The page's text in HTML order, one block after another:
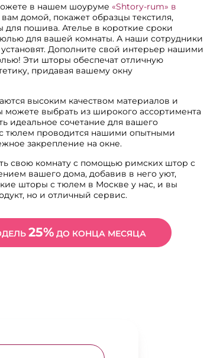
в нашем шоуруме «Shtory-rum» в
домой, покажет образцы текстиля,
для пошива. Ателье в короткие сроки
для вашей комнаты. А наши сотрудники
Дополните свой интерьер нашими
Эти шторы обеспечат отличную
придавая вашему окну
высоким качеством материалов и
можете выбрать из широкого ассортимента
идеальное сочетание для вашего
тюлем проводится нашими опытными
закрепление на окне.
свою комнату с помощью римских штор с
вашего дома, добавив в него уют,
шторы с тюлем в Москве у нас, и вы
но и отличный сервис.
25%ДО КОНЦА МЕСЯЦА